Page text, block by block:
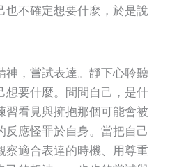
也不確定想要什麼，於是說
神，嘗試表達。靜下心聆聽
想要什麼。問問自己，是什
習看見與擁抱那個可能會被
應怪罪於自身。當把自己
察適合表達的時機、用尊重